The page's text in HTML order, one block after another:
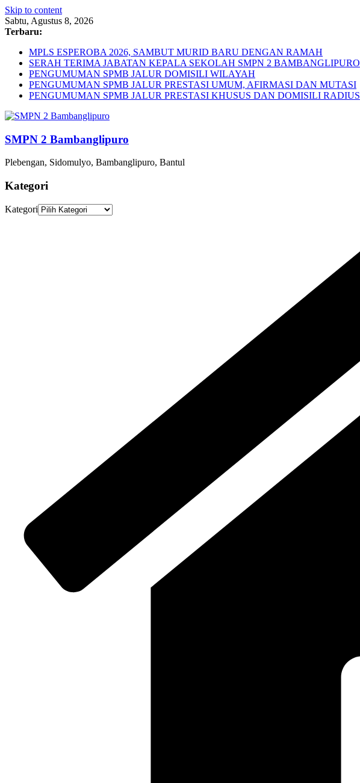
Skip to content
Sabtu, Agustus 8, 2026
Terbaru:
MPLS ESPEROBA 2026, SAMBUT MURID BARU DENGAN RAMAH
SERAH TERIMA JABATAN KEPALA SEKOLAH SMPN 2 BAMBANGLIPURO
PENGUMUMAN SPMB JALUR DOMISILI WILAYAH
PENGUMUMAN SPMB JALUR PRESTASI UMUM, AFIRMASI DAN MUTASI
PENGUMUMAN SPMB JALUR PRESTASI KHUSUS DAN DOMISILI RADIUS
SMPN 2 Bambanglipuro
Plebengan, Sidomulyo, Bambanglipuro, Bantul
Kategori
Kategori